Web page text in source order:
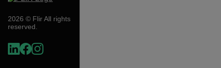
2026 © Flir All rights
reserved.